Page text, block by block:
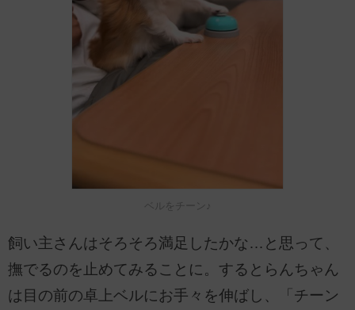
ベルをチーン♪
飼い主さんはそろそろ満足したかな…と思って、
撫でるのを止めてみることに。するとらんちゃん
は目の前の卓上ベルにお手々を伸ばし、「チーン